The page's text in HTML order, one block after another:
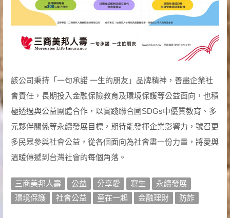
該公司秉持「一句承諾 一生的朋友」品牌精神，善盡企業社
會責任，長期投入金融保險教育及環境保護等公益面向，也積
極透過與公益團體合作，以實踐聯合國SDGs中優質教育、多
元夥伴關係等永續發展目標，期待能發揮企業影響力，號召更
多民眾參與社會公益，從各個面向為社會盡一份力量，將愛與
溫暖傳遞到台灣社會的每個角落。
三商美邦人壽 公益 分享愛 寫生
永續發展
環境保護
社會公益 童在一起 金融理財 防詐